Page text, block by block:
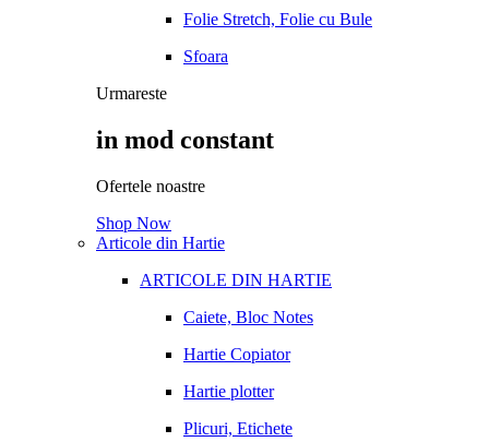
Folie Stretch, Folie cu Bule
Sfoara
Urmareste
in mod constant
Ofertele noastre
Shop Now
Articole din Hartie
ARTICOLE DIN HARTIE
Caiete, Bloc Notes
Hartie Copiator
Hartie plotter
Plicuri, Etichete